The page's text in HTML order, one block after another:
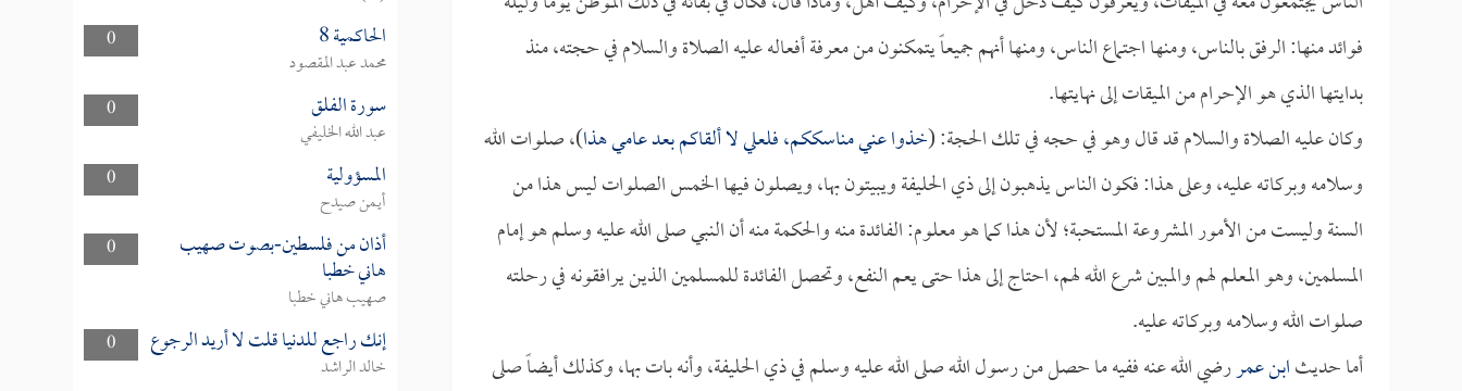
فوائد منها: الرفق بالناس، ومنها اجتماع الناس، ومنها أنهم جميعاً يتمكنون من معرفة أفعاله عليه الصلاة والسلام في حجته، منذ
بدايتها الذي هو الإحرام من الميقات إلى نهايتها.
وكان عليه الصلاة والسلام قد قال وهو في حجه في تلك الحجة: (خذوا عني مناسككم، فلعلي لا ألقاكم بعد عامي هذا)، صلوات الله
وسلامه وبركاته عليه، وعلى هذا: فكون الناس يذهبون إلى ذي الحليفة ويبيتون بها، ويصلون فيها الخمس الصلوات ليس هذا من
السنة وليست من الأمور المشروعة المستحبة؛ لأن هذا كما هو معلوم: الفائدة منه والحكمة منه أن النبي صلى الله عليه وسلم هو إمام
المسلمين، وهو المعلم لهم والمبين شرع الله لهم، احتاج إلى هذا حتى يعم النفع، وتحصل الفائدة للمسلمين الذين يرافقونه في رحلته
صلوات الله وسلامه وبركاته عليه.
أما حديثابن عمررضي الله عنه ففيه ما حصل من رسول الله صلى الله عليه وسلم في ذي الحليفة، وأنه بات بها، وكذلك أيضاً صلى
0
الحاكمية 8
محمد عبد المقصود
0
سورة الفلق
عبد الله الخليفي
0
المسؤولية
أيمن صيدح
0
أذان من فلسطين-بصوت صهيب
هاني خطبا
صهيب هاني خطبا
0
إنك راجع للدنيا قلت لا أريد الرجوع
خالد الراشد